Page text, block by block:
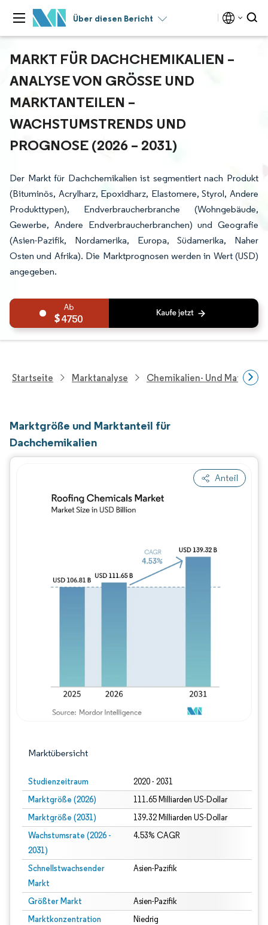
Über diesen Bericht
MARKT FÜR DACHCHEMIKALIEN –
ANALYSE VON GRÖSSE UND M
ARKTANTEILEN – W
ACHSTUMSTRENDS UND P
ROGNOSE (2026 – 2031)
Der Markt für Dachchemikalien ist segmentiert nach Produkt
(Bituminös, Acrylharz, Epoxidharz, Elastomere, Styrol, Andere
Produkttypen), Endverbraucherbranche (Wohngebäude,
Gewerbe, Andere Endverbraucherbranchen) und Geografie
(Asien-Pazifik, Nordamerika, Europa, Südamerika, Naher
Osten und Afrika). Die Marktprognosen werden in Wert (USD)
angegeben.
4750
Startseite Marktanalyse Chemikalien- Und
Marktgröße und Marktanteil für
Dachchemikalien
Anteil
Marktübersicht
Studienzeitraum 2020 - 2031
Marktgröße (2026) 111.65 Milliarden US-Dollar
Marktgröße (2031) 139.32 Milliarden US-Dollar
Wachstumsrate (2026 -
2031)
4.53% CAGR
Schnellstwachsender
Markt
Asien-Pazifik
Größter Markt Asien-Pazifik
Marktkonzentration Niedrig